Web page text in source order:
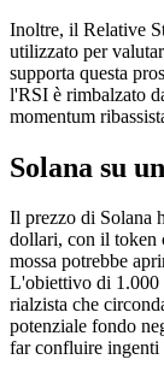
Inoltre, il Relative
utilizzato per
supporta questa
l'RSI è rimbalzato
momentum
Solana su
Il prezzo di Solana
dollari, con il token
mossa potrebbe
L'obiettivo di 1.000
rialzista che
potenziale fondo
far confluire ingenti